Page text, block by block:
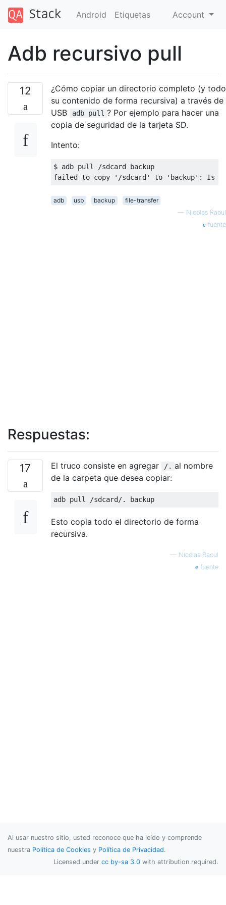
Android Etiquetas Account
Adb recursivo pull
12
¿Cómo copiar un directorio completo (y todo
su contenido de forma recursiva) a través de
USB
adb pull ? Por ejemplo para hacer una
copia de seguridad de la tarjeta SD.
Intento:
$ adb pull /sdcard backup
adb usb backup
file-transfer
— Nicolas Raoul
fuente
Respuestas:
17 El truco consiste en agregar /. al nombre
de la carpeta que desea copiar:
Esto copia todo el directorio de forma
recursiva.
— Nicolas Raoul
fuente
Al usar nuestro sitio, usted reconoce que ha leído y comprende
nuestra Política de Cookies y Política de Privacidad.
Licensed under cc by-sa 3.0 with attribution required.